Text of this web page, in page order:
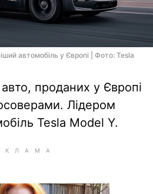
автомобіль у Європі | Фото: Tesla
проданих у Європі
Лідером
Tesla Model Y.